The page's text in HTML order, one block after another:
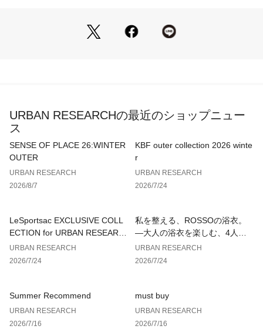
※商品画像は、光の当たり具合やパソコンなどの閲覧環境によ
お気に入り登録された商品は、マイページにて現在の価格情報
や在庫状況の確認が可能です。
お買い物リストの管理にぜひご利用ください。
URBAN RESEARCHの最近のショップニュー
ス
SENSE OF PLACE 26:WINTER
OUTER
URBAN RESEARCH
2026/8/7
KBF outer collection 2026 winte
r
URBAN RESEARCH
2026/7/24
LeSportsac EXCLUSIVE COLL
ECTION for URBAN RESEARC
H
URBAN RESEARCH
2026/7/24
私を整える、ROSSOの浴衣。
—大人の浴衣を楽しむ、4人のT
IPS—
URBAN RESEARCH
2026/7/24
Summer Recommend
URBAN RESEARCH
2026/7/16
must buy
URBAN RESEARCH
2026/7/16